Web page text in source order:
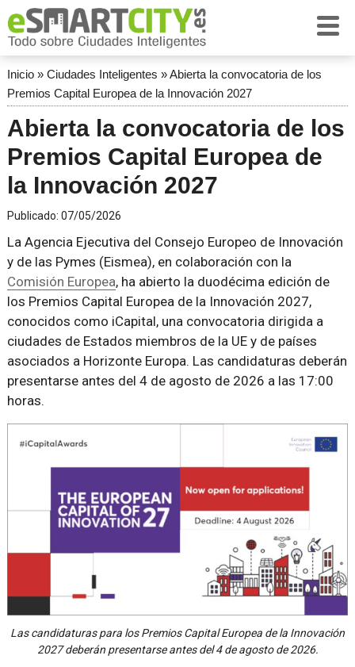
Inicio» Ciudades Inteligentes »Abierta la convocatoria de los
Premios Capital Europea de la Innovación 2027
Abierta la convocatoria de los
Premios Capital Europea de
la Innovación 2027
Publicado: 07/05/2026
La Agencia Ejecutiva del Consejo Europeo de Innovación
y de las Pymes (Eismea), en colaboración con la
Comisión Europea, ha abierto la duodécima edición de
los Premios Capital Europea de la Innovación 2027,
conocidos como iCapital, una convocatoria dirigida a
ciudades de Estados miembros de la UE y de países
asociados a Horizonte Europa. Las candidaturas deberán
presentarse antes del 4 de agosto de 2026 a las 17:00
horas.
Las candidaturas para los Premios Capital Europea de la Innovación
2027 deberán presentarse antes del 4 de agosto de 2026.